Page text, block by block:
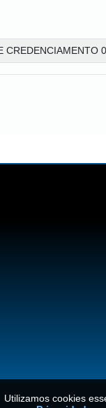
CREDENCIAMENTO
Utilizamos cookies